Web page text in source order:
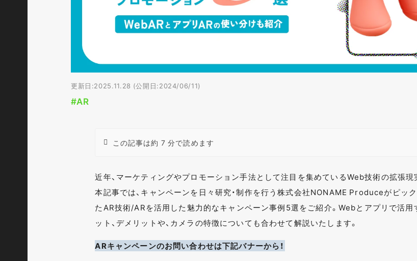
更新日:2025.11.28 (公開日:2024/06/11)
#AR
この記事は約 7 分で読めます
近年、マーケティングやプロモーション手法として注目を集めているWeb技術の拡張現実
本記事では、キャンペーンを日々研究・制作を行う株式会社NONAME Produceがピッ
たAR技術/ARを活用した魅力的なキャンペーン事例5選をご紹介。Webとアプリで活用
ット、デメリットや、カメラの特徴についても合わせて解説いたします。
ARキャンペーンのお問い合わせは下記バナーから！